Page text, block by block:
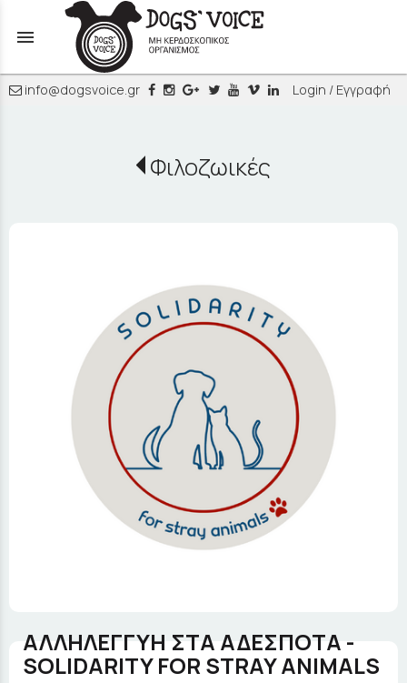
menu
info@dogsvoice.gr Login / Εγγραφή
Φιλοζωικές
ΑΛΛΗΛΕΓΓΥΗ ΣΤΑ ΑΔΕΣΠΟΤΑ -
SOLIDARITY FOR STRAY ANIMALS